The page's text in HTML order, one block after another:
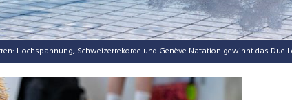
Hoch­span­nung, Schweiz­erre­kor­de und Genè­ve Nata­ti­on gewinnt das